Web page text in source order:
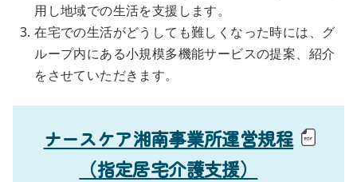
用し地域での生活を支援します。
在宅での生活がどうしても難しくなった時には、グ
ループ内にある小規模多機能サービスの提案、紹介
をさせていただきます。
ナースケア湘南事業所運営規程
（指定居宅介護支援）